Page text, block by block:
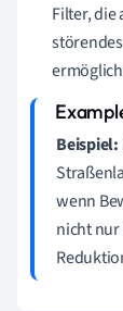
Filter, die
Beispiel:
wenn
nicht